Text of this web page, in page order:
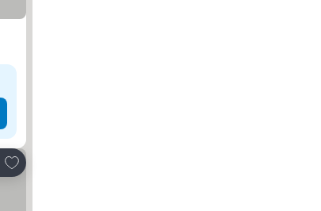
Adicionar aos favoritos